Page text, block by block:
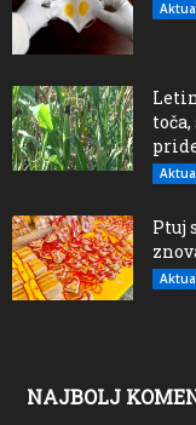
Ptuj
NAJBOLJ